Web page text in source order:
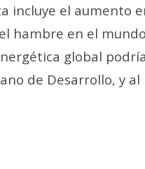
incluye el aumento
hambre en el
global
de Desarrollo, y